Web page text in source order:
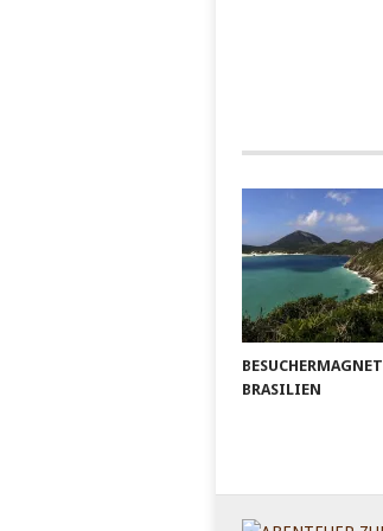
BESUCHERMAGNET
BRASILIEN